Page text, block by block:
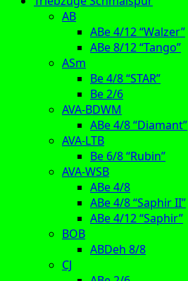
AB
ABe 4/12 “Walzer”
ABe 8/12 “Tango”
ASm
Be 4/8 “STAR”
Be 2/6
AVA-BDWM
ABe 4/8 “Diamant”
AVA-LTB
Be 6/8 “Rubin”
AVA-WSB
ABe 4/8
ABe 4/8 “Saphir II”
ABe 4/12 “Saphir”
BOB
ABDeh 8/8
CJ